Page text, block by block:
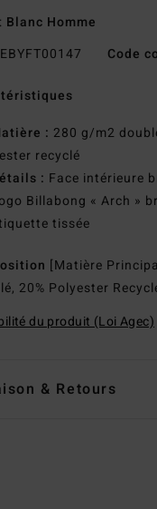
Blanc Homme
EBYFT00147 Code
: 280 g/m2
recyclé
: Face intérieure
Billabong « Arch »
tissée
[Matière
20% Polyester
du produit (Loi Agec)
& Retours